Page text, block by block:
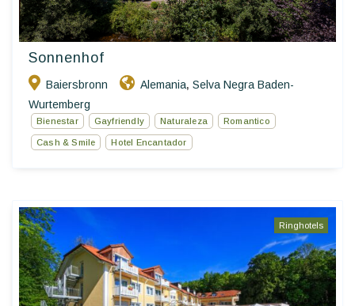
Sonnenhof
Baiersbronn Alemania, Selva Negra Baden-
Wurtemberg
Bienestar Gayfriendly Naturaleza Romantico
Cash & Smile Hotel Encantador
Ringhotels